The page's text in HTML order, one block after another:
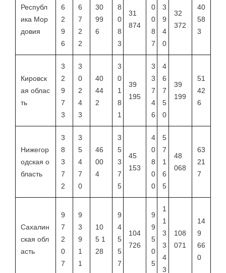
Республ
ика Мор
довия
6
2
9
6
6
7
2
2
30
99
6
8
0
8
3
31
874
0
0
8
7
3
9
4
0
32
372
40
58
3
Кировск
ая облас
ть
3
2
9
7
3
3
0
2
4
3
40
44
2
3
0
1
8
1
39
195
3
3
7
4
6
4
6
7
5
0
39
199
51
42
6
Нижегор
одская о
бласть
3
8
3
7
2
3
5
4
7
0
46
00
4
3
5
3
7
5
45
153
4
0
8
0
0
5
7
1
6
5
48
068
63
21
7
Сахалин
ская обл
асть
9
7
2
0
7
9
3
9
1
1
10
5 1
28
9
4
5
5
7
104
726
9
9
5
0
5
1
1
3
3
4
3
108
071
14
9
66
0